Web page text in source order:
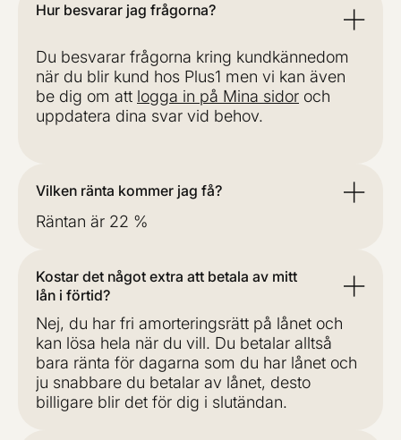
Hur besvarar jag frågorna?
Du besvarar frågorna kring kundkännedom
när du blir kund hos Plus1 men vi kan även
be dig om att logga in på Mina sidor och
uppdatera dina svar vid behov.
Vilken ränta kommer jag få?
Räntan är 22 %
Kostar det något extra att betala av mitt
lån i förtid?
Nej, du har fri amorteringsrätt på lånet och
kan lösa hela när du vill. Du betalar alltså
bara ränta för dagarna som du har lånet och
ju snabbare du betalar av lånet, desto
billigare blir det för dig i slutändan.